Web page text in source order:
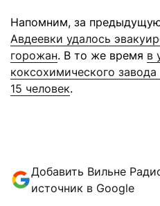
Напомним, за
Авдеевки удалось
горожан. В то же время в
коксохимического
15 человек.
Добавить Вильне
источник в Google